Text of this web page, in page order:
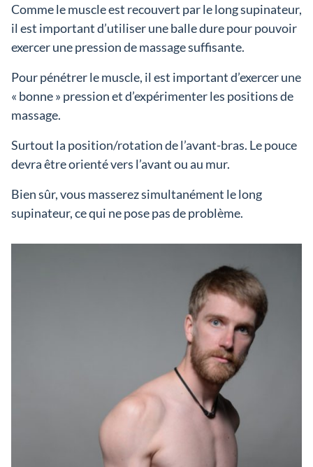
Comme le muscle est recouvert par le long supinateur,
il est important d’utiliser une balle dure pour pouvoir
exercer une pression de massage suffisante.
Pour pénétrer le muscle, il est important d’exercer une
« bonne » pression et d’expérimenter les positions de
massage.
Surtout la position/rotation de l’avant-bras. Le pouce
devra être orienté vers l’avant ou au mur.
Bien sûr, vous masserez simultanément le long
supinateur, ce qui ne pose pas de problème.